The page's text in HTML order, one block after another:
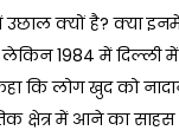
उछाल क्यों है? क्या
लेकिन 1984 में
कि लोग खुद को
क्षेत्र में आने का